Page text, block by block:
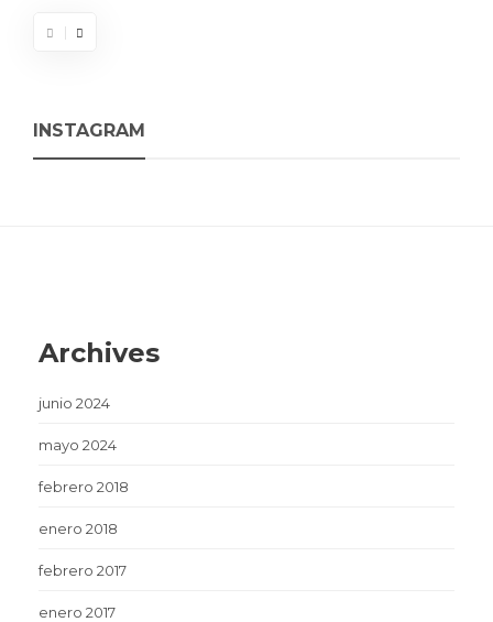
INSTAGRAM
Archives
junio 2024
mayo 2024
febrero 2018
enero 2018
febrero 2017
enero 2017